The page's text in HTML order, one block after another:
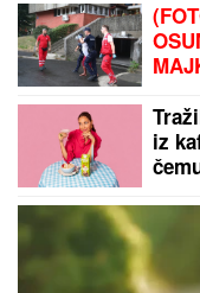
kola
iz